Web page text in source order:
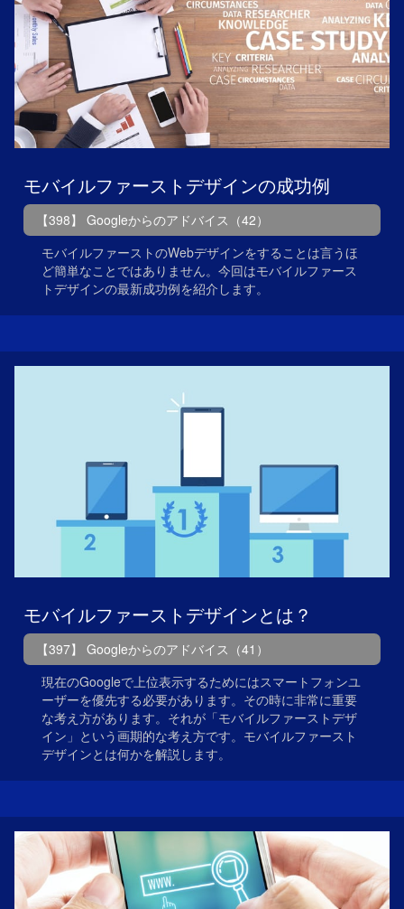
モバイルファーストデザインの成功例
【398】 Googleからのアドバイス（42）
モバイルファーストのWebデザインをすることは言うほ
ど簡単なことではありません。今回はモバイルファース
トデザインの最新成功例を紹介します。
モバイルファーストデザインとは？
【397】 Googleからのアドバイス（41）
現在のGoogleで上位表示するためにはスマートフォンユ
ーザーを優先する必要があります。その時に非常に重要
な考え方があります。それが「モバイルファーストデザ
イン」という画期的な考え方です。モバイルファースト
デザインとは何かを解説します。